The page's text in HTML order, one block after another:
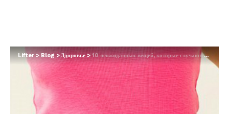
Lifter>Blog>Здоровье>10 неожиданных вещей, которые случаются, когда вы худеете